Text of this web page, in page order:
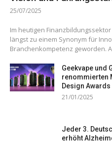
25/07/2025
Im heutigen
längst zu einem Synonym für
Branchenkompetenz geworden.
Geekvape und
renommierten
Design Awards
21/01/2025
Jeder 3.
erhöht